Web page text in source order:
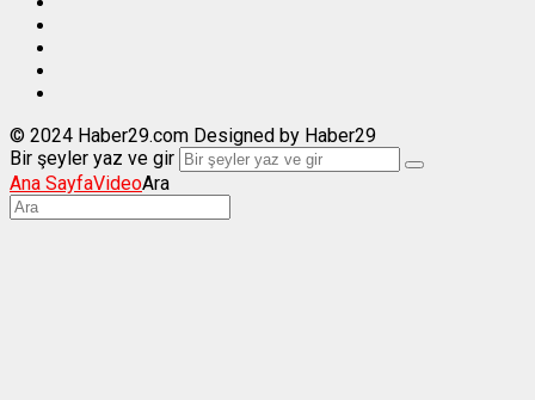
© 2024 Haber29.com Designed by Haber29
Bir şeyler yaz ve gir
Ana SayfaVideoAra